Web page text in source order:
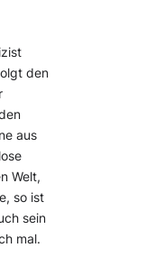
den
aus
Welt,
so ist
sein
mal.